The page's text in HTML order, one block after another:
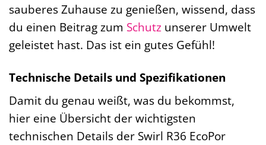
sauberes Zuhause zu genießen, wissend, dass
du einen Beitrag zum Schutz unserer Umwelt
geleistet hast. Das ist ein gutes Gefühl!
Technische Details und Spezifikationen
Damit du genau weißt, was du bekommst,
hier eine Übersicht der wichtigsten
technischen Details der Swirl R36 EcoPor